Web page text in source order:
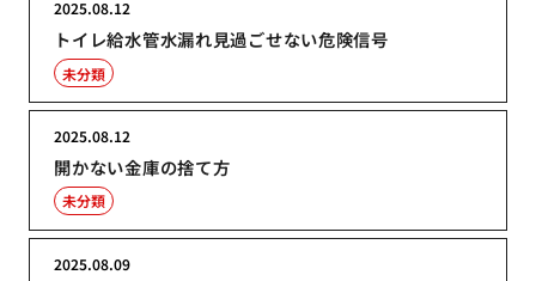
トイレ給水管水漏れ見過ごせない危険信号
2025.08.12
未分類
開かない金庫の捨て方
2025.08.12
未分類
2025.08.09